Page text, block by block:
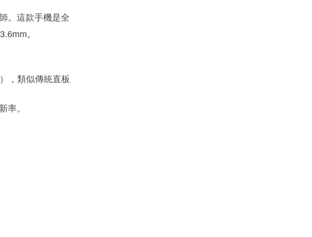
。這款手機是全
。
，類似傳統直板
率。